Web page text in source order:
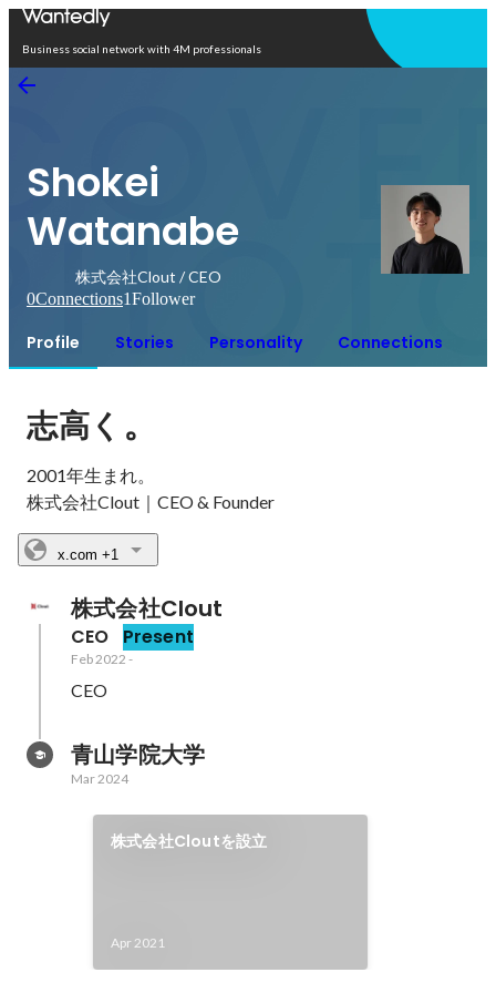
Business social network with 4M professionals
Shokei
Watanabe
株式会社Clout / CEO
0Connections1Follower
Profile Stories Personality Connections
志高く 。
2001年生まれ。
株式会社Clout｜CEO & Founder
x.com +1
株式会社Clout
CEO Present
Feb 2022 -
青山学院大学
Mar 2024
株式会社Cloutを設立
Apr 2021